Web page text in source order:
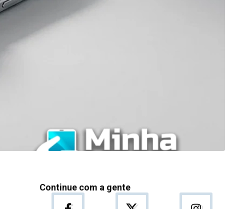
Continue com a gente